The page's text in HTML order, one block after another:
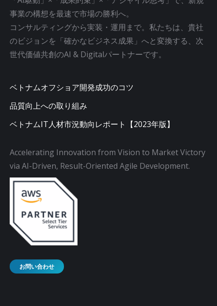
事業の構想を最速で市場の勝利へ。
コンサルティングから実装・運用まで。私たちは、貴社
のビジョンを「確かなビジネス成果」へと変換する、次
世代価値共創のAI & Digitalパートナーです。
ベトナムオフショア開発成功のコツ
品質向上への取り組み
ベトナムIT人材市況動向レポート【2023年版】
Accelerating Innovation from Vision to Market Victory
via AI-Driven, Result-Oriented Agile Development.
お問い合わせ